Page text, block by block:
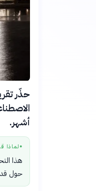
أشهر.
● لماذا
هذا
حول